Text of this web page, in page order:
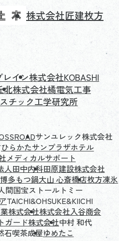
株式会社匠建枚方
イン株式会社KOBASHI
北株式会社橘電気工事
チック工学研究所
サンユレック株式会社
ひらかたサンプラザホテル
メディカルサポート
人田中内科田原建設株式会社
博多もつ鍋大山 心斎橋店枚方凍氷
間国宝ストールトミー
TAICHI&OHSUKE&KIICHI
株式会社株式会社入谷商会
ガード株式会社中村 和代
石喫茶成屋ゆめたこ